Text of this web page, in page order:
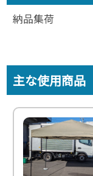
納品集荷
主な使用商品